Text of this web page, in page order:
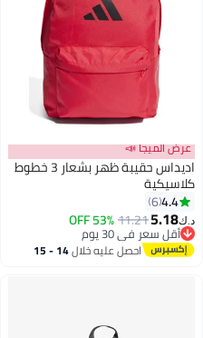
عرض الميجا 📣
اديداس حقيبة ظهر بشعار 3 خطوط
كلاسيكية
4.4
6
د.ك‏5.18
11.21
53% OFF
أقل سعر في 30 يوم
أقل سعر في 30 يوماحصل عليه خلال 14 - 15